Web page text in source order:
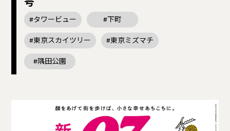
号
#タワービュー #下町
#東京スカイツリー #東京ミズマチ
#隅田公園